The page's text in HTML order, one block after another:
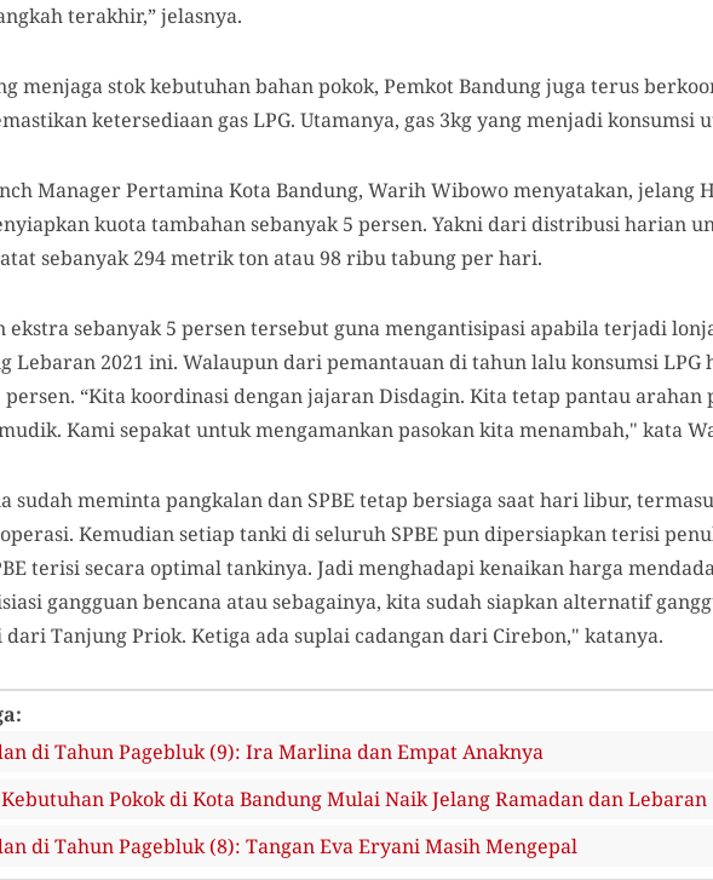
terakhir,” jelasnya.
menjaga stok kebutuhan bahan pokok, Pemkot Bandung juga terus
ketersediaan gas LPG. Utamanya, gas 3kg yang menjadi konsumsi
Manager Pertamina Kota Bandung, Warih Wibowo menyatakan,
kuota tambahan sebanyak 5 persen. Yakni dari distribusi harian
sebanyak 294 metrik ton atau 98 ribu tabung per hari.
ekstra sebanyak 5 persen tersebut guna mengantisipasi apabila terjadi
Lebaran 2021 ini. Walaupun dari pemantauan di tahun lalu konsumsi LPG
persen. “Kita koordinasi dengan jajaran Disdagin. Kita tetap pantau
Kami sepakat untuk mengamankan pasokan kita menambah," kata
sudah meminta pangkalan dan SPBE tetap bersiaga saat hari libur,
Kemudian setiap tanki di seluruh SPBE pun dipersiapkan terisi
terisi secara optimal tankinya. Jadi menghadapi kenaikan harga
gangguan bencana atau sebagainya, kita sudah siapkan alternatif
Tanjung Priok. Ketiga ada suplai cadangan dari Cirebon," katanya.
di Tahun Pagebluk (9): Ira Marlina dan Empat Anaknya
Pokok di Kota Bandung Mulai Naik Jelang Ramadan dan Lebaran
di Tahun Pagebluk (8): Tangan Eva Eryani Masih Mengepal